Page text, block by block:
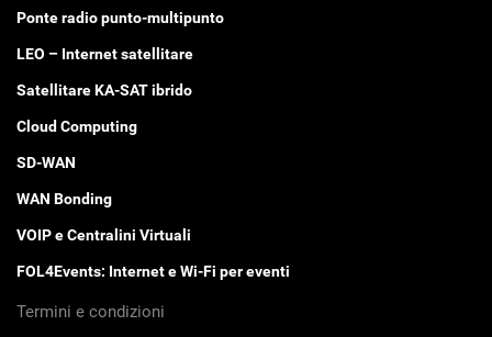
Ponte radio punto-multipunto
LEO – Internet satellitare
Satellitare KA-SAT ibrido
Cloud Computing
SD-WAN
WAN Bonding
VOIP e Centralini Virtuali
FOL4Events: Internet e Wi-Fi per eventi
Termini e condizioni